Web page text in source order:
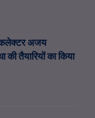
कलेक्टर अजय
तैयारियों का किया